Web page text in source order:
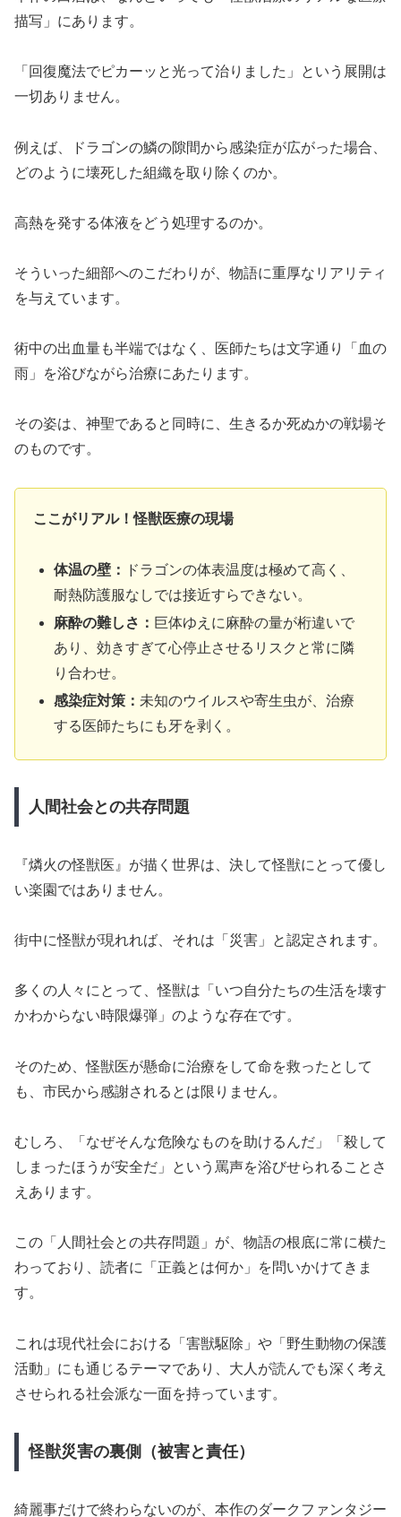
描写」にあります。
「回復魔法でピカーッと光って治りました」という展開は
一切ありません。
例えば、ドラゴンの鱗の隙間から感染症が広がった場合、
どのように壊死した組織を取り除くのか。
高熱を発する体液をどう処理するのか。
そういった細部へのこだわりが、物語に重厚なリアリティ
を与えています。
術中の出血量も半端ではなく、医師たちは文字通り「血の
雨」を浴びながら治療にあたります。
その姿は、神聖であると同時に、生きるか死ぬかの戦場そ
のものです。
ここがリアル！怪獣医療の現場
体温の壁：
ドラゴンの体表温度は極めて高く、
耐熱防護服なしでは接近すらできない。
麻酔の難しさ： 巨体ゆえに麻酔の量が桁違いで
あり、効きすぎて心停止させるリスクと常に隣
り合わせ。
感染症対策： 未知のウイルスや寄生虫が、治療
する医師たちにも牙を剥く。
人間社会との共存問題
『燐火の怪獣医』が描く世界は、決して怪獣にとって優し
い楽園ではありません。
街中に怪獣が現れれば、それは「災害」と認定されます。
多くの人々にとって、怪獣は「いつ自分たちの生活を壊す
かわからない時限爆弾」のような存在です。
そのため、怪獣医が懸命に治療をして命を救ったとして
も、市民から感謝されるとは限りません。
むしろ、「なぜそんな危険なものを助けるんだ」「殺して
しまったほうが安全だ」という罵声を浴びせられることさ
えあります。
この「人間社会との共存問題」が、物語の根底に常に横た
わっており、読者に「正義とは何か」を問いかけてきま
す。
これは現代社会における「害獣駆除」や「野生動物の保護
活動」にも通じるテーマであり、大人が読んでも深く考え
させられる社会派な一面を持っています。
怪獣災害の裏側（被害と責任）
綺麗事だけで終わらないのが、本作のダークファンタジー